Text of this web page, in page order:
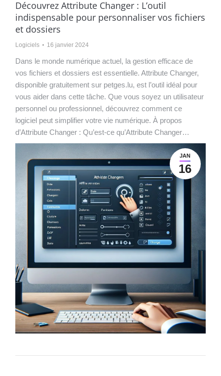
Découvrez Attribute Changer : L’outil
indispensable pour personnaliser vos fichiers
et dossiers
Logiciels 16 janvier 2024
Dans le monde numérique actuel, la gestion efficace de
vos fichiers et dossiers est essentielle. Attribute Changer,
disponible gratuitement sur petges.lu, est l’outil idéal pour
vous aider dans cette tâche. Que vous soyez un utilisateur
personnel ou professionnel, découvrez comment ce
logiciel peut simplifier votre vie numérique. À propos
d’Attribute Changer : Qu’est-ce qu’Attribute Changer…
JAN
16